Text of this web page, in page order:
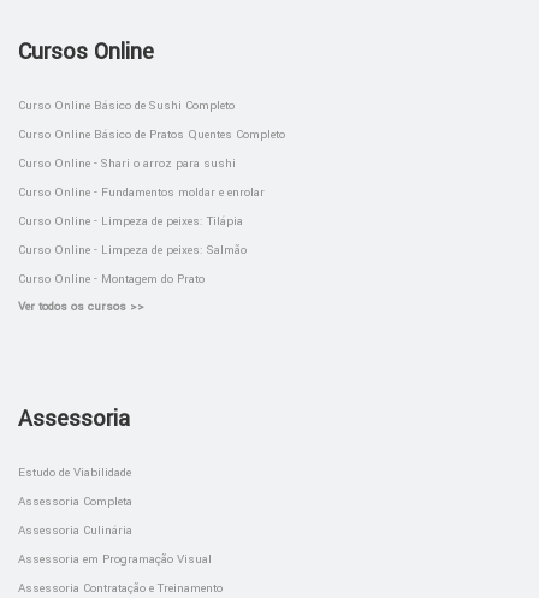
Cursos Online
Curso Online Básico de Sushi Completo
Curso Online Básico de Pratos Quentes Completo
Curso Online - Shari o arroz para sushi
Curso Online - Fundamentos moldar e enrolar
Curso Online - Limpeza de peixes: Tilápia
Curso Online - Limpeza de peixes: Salmão
Curso Online - Montagem do Prato
Ver todos os cursos >>
Assessoria
Estudo de Viabilidade
Assessoria Completa
Assessoria Culinária
Assessoria em Programação Visual
Assessoria Contratação e Treinamento